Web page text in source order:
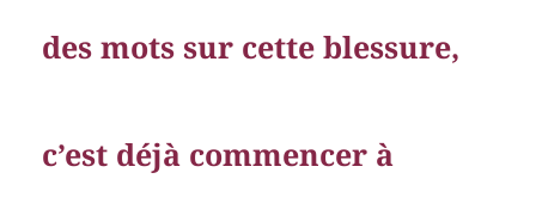
des mots sur cette blessure,
c’est déjà commencer à